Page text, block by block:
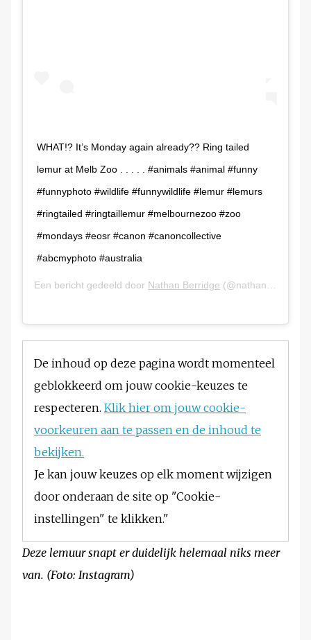
WHAT!? It’s Monday again already?? Ring tailed
lemur at Melb Zoo . . . . . #animals #animal #funny
#funnyphoto #wildlife #funnywildlife #lemur #lemurs
#ringtailed #ringtaillemur #melbournezoo #zoo
#mondays #eosr #canon #canoncollective
#abcmyphoto #australia
Een bericht gedeeld door Nathan Berridge (@nathan.berridge) op
De inhoud op deze pagina wordt momenteel
geblokkeerd om jouw cookie-keuzes te
respecteren. Klik hier om jouw cookie-
voorkeuren aan te passen en de inhoud te
bekijken.
Je kan jouw keuzes op elk moment wijzigen
door onderaan de site op "Cookie-
instellingen" te klikken."
Deze lemuur snapt er duidelijk helemaal niks meer
van. (Foto: Instagram)